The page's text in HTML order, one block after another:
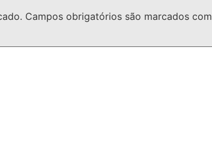
Campos obrigatórios são marcados com